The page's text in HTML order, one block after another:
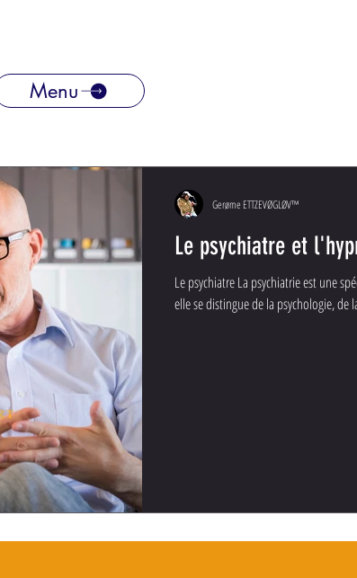
Menu
Le psychiatre et
Le psychiatre La psychiatrie est une
elle se distingue de la psychologie, de
Gerøme ETTZEVØGLØV™